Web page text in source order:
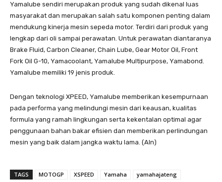
Yamalube sendiri merupakan produk yang sudah dikenal luas
masyarakat dan merupakan salah satu komponen penting dalam
mendukung kinerja mesin sepeda motor. Terdiri dari produk yang
lengkap dari oli sampai perawatan. Untuk perawatan diantaranya
Brake Fluid, Carbon Cleaner, Chain Lube, Gear Motor Oil, Front
Fork Oil G-10, Yamacoolant, Yamalube Multipurpose, Yamabond.
Yamalube memiliki 19 jenis produk.
Dengan teknologi XPEED, Yamalube memberikan kesempurnaan
pada performa yang melindungi mesin dari keausan, kualitas
formula yang ramah lingkungan serta kekentalan optimal agar
penggunaan bahan bakar efisien dan memberikan perlindungan
mesin yang baik dalam jangka waktu lama. (Aln)
TAGS MOTOGP XSPEED Yamaha
yamahajateng